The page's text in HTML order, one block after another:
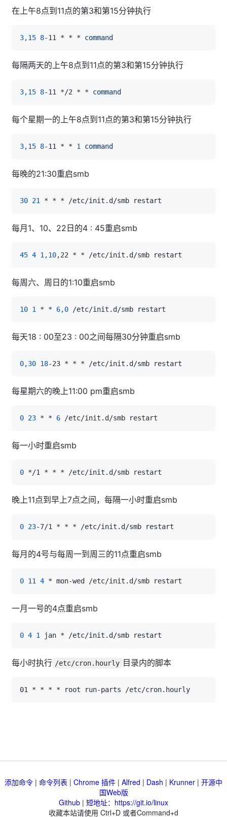
在上午8点到11点的第3和第15分钟执行
3,15 8-11 * * * command
每隔两天的上午8点到11点的第3和第15分钟执行
3,15 8-11 */2 * * command
每个星期一的上午8点到11点的第3和第15分钟执行
3,15 8-11 * * 1 command
每晚的21:30重启smb
30 21
每月1、10、22日的4 : 45重启smb
45 4 1,10
每周六、周日的1:10重启smb
10 1 * * 6,0
每天18 : 00至23 : 00之间每隔30分钟重启smb
0,30 18
每星期六的晚上11:00 pm重启smb
0 23 * * 6
每一小时重启smb
0
晚上11点到早上7点之间，每隔一小时重启smb
0 23
每月的4号与每周一到周三的11点重启smb
0 11 4
一月一号的4点重启smb
0 4 1
每小时执行 /etc/cron.hourly 目录内的脚本
添加命令 | 命令列表 | Chrome 插件 | Alfred | Dash | Krunner | 开源中
国Web版
Github | 短地址：https://git.io/linux
收藏本站请使用 Ctrl+D 或者Command+d